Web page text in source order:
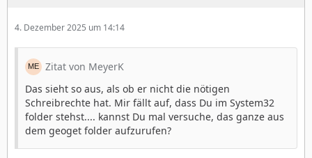
4. Dezember 2025 um 14:14
Zitat von MeyerK
Das sieht so aus, als ob er nicht die nötigen
Schreibrechte hat. Mir fällt auf, dass Du im System32
folder stehst.... kannst Du mal versuche, das ganze aus
dem geoget folder aufzurufen?